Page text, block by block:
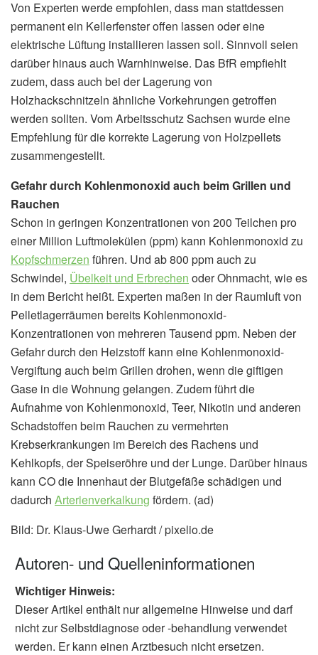
Von Experten werde empfohlen, dass man stattdessen
permanent ein Kellerfenster offen lassen oder eine
elektrische Lüftung installieren lassen soll. Sinnvoll seien
darüber hinaus auch Warnhinweise. Das BfR empfiehlt
zudem, dass auch bei der Lagerung von
Holzhackschnitzeln ähnliche Vorkehrungen getroffen
werden sollten. Vom Arbeitsschutz Sachsen wurde eine
Empfehlung für die korrekte Lagerung von Holzpellets
zusammengestellt.
Gefahr durch Kohlenmonoxid auch beim Grillen und
Rauchen
Schon in geringen Konzentrationen von 200 Teilchen pro
einer Million Luftmolekülen (ppm) kann Kohlenmonoxid zu
Kopfschmerzen führen. Und ab 800 ppm auch zu
Schwindel, Übelkeit und Erbrechen oder Ohnmacht, wie es
in dem Bericht heißt. Experten maßen in der Raumluft von
Pelletlagerräumen bereits Kohlenmonoxid-
Konzentrationen von mehreren Tausend ppm. Neben der
Gefahr durch den Heizstoff kann eine Kohlenmonoxid-
Vergiftung auch beim Grillen drohen, wenn die giftigen
Gase in die Wohnung gelangen. Zudem führt die
Aufnahme von Kohlenmonoxid, Teer, Nikotin und anderen
Schadstoffen beim Rauchen zu vermehrten
Krebserkrankungen im Bereich des Rachens und
Kehlkopfs, der Speiseröhre und der Lunge. Darüber hinaus
kann CO die Innenhaut der Blutgefäße schädigen und
dadurch Arterienverkalkung fördern. (ad)
Bild: Dr. Klaus-Uwe Gerhardt / pixelio.de
Autoren- und Quelleninformationen
Wichtiger Hinweis:
Dieser Artikel enthält nur allgemeine Hinweise und darf
nicht zur Selbstdiagnose oder -behandlung verwendet
werden. Er kann einen Arztbesuch nicht ersetzen.